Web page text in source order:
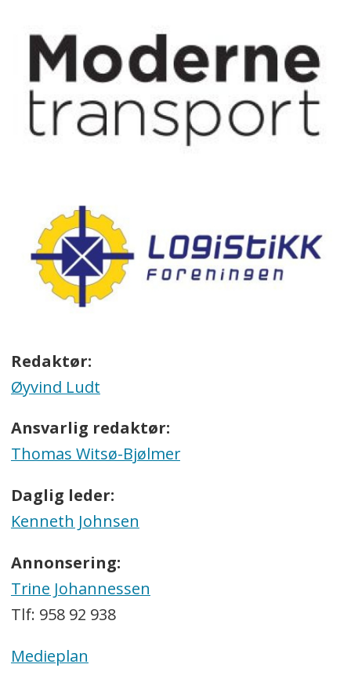
Redaktør:
Øyvind Ludt
Ansvarlig redaktør:
Thomas Witsø-Bjølmer
Daglig leder:
Kenneth Johnsen
Annonsering:
Trine Johannessen
Tlf: 958 92 938
Medieplan